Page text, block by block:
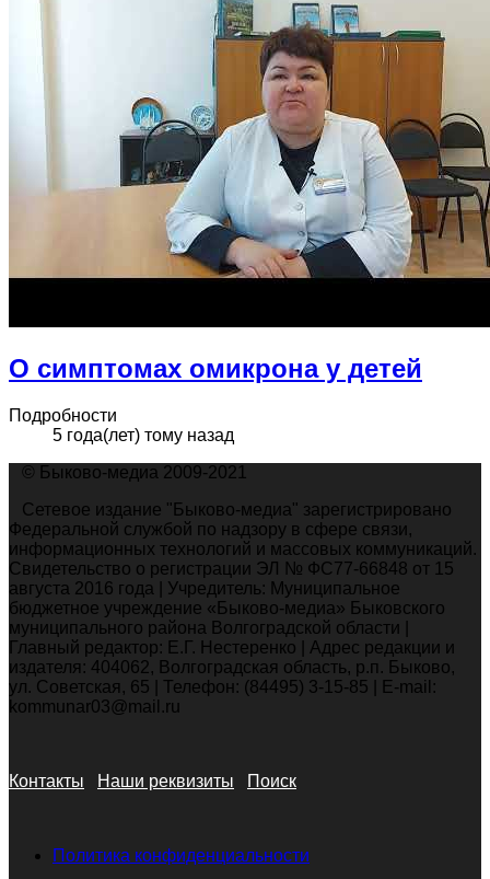
О симптомах омикрона у детей
Подробности
5 года(лет) тому назад
© Быково-медиа 2009-2021
Сетевое издание "Быково-медиа" зарегистрировано
Федеральной службой по надзору в сфере связи,
информационных технологий и массовых коммуникаций.
Свидетельство о регистрации ЭЛ № ФС77-66848 от 15
августа 2016 года | Учредитель: Муниципальное
бюджетное учреждение «Быково-медиа» Быковского
муниципального района Волгоградской области |
Главный редактор: Е.Г. Нестеренко | Адрес редакции и
издателя: 404062, Волгоградская область, р.п. Быково,
ул. Советская, 65 | Телефон: (84495) 3-15-85 | E-mail:
kommunar03@mail.ru
Контакты Наши реквизиты Поиск
Политика конфиденциальности